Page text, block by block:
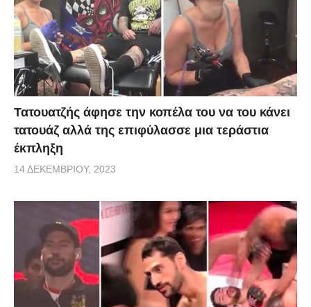
Τατουατζής άφησε την κοπέλα του να του κάνει
τατουάζ αλλά της επιφύλασσε μια τεράστια
έκπληξη
14 ΔΕΚΕΜΒΡΊΟΥ, 2023